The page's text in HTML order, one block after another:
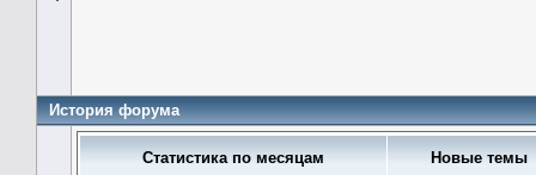
История форума
Статистика по месяцам Новые темы